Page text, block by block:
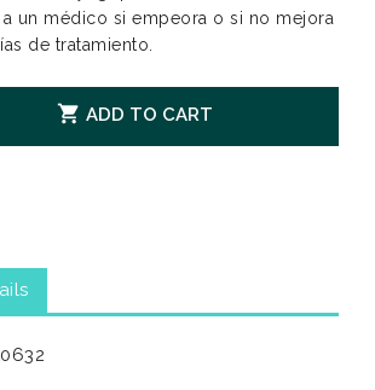
un médico si empeora o si no mejora
de tratamiento.
 ADD TO CART